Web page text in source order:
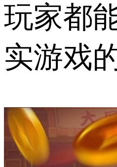
玩家都
实游戏